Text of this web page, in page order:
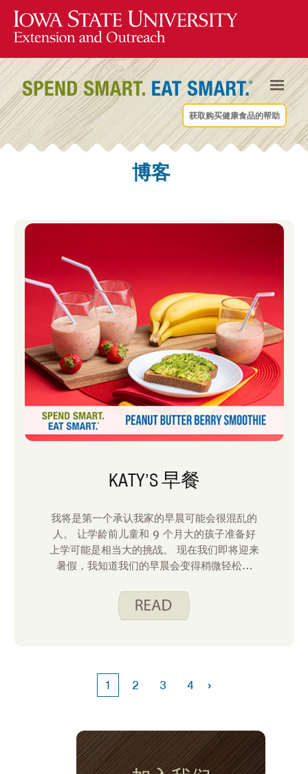
获取购买健康食品的帮助
博客
KATY’S 早餐
我将是第一个承认我家的早晨可能会很混乱的
人。 让学龄前儿童和 9 个月大的孩子准备好
上学可能是相当大的挑战。 现在我们即将迎来
暑假，我知道我们的早晨会变得稍微轻松一
动填满。 吃一顿丰盛的早餐可以确保我们有足
够的精力来跟上繁忙的日程安排。
1 2 3 4 ›